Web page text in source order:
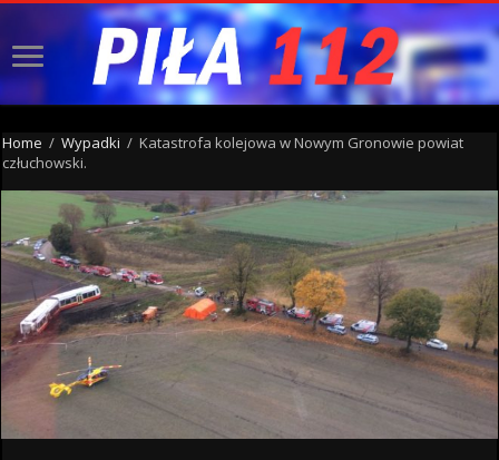
Home / Wypadki / Katastrofa kolejowa w Nowym Gronowie powiat
człuchowski.